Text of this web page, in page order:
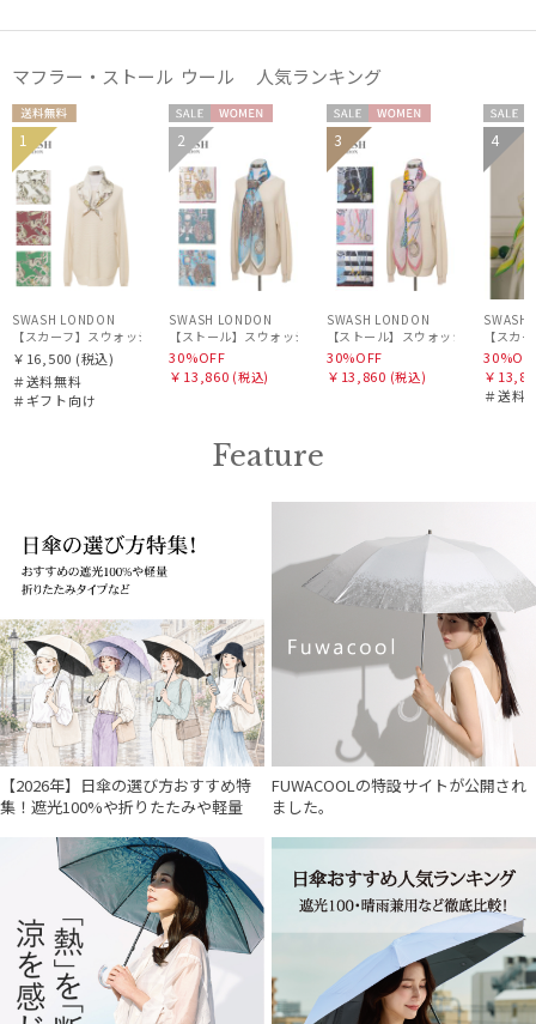
在庫表示
販売状況
入荷状況
マフラー・ストール ウール 人気ランキング
送料無
料
ギフト
向け
WOME
N
1
SWASH LONDON
【スカーフ】スウォッシュロンドン (SWASH LONDON) Canopy シルクスカーフ
￥16,500 (税込)
＃送料無料
＃ギフト向け
セー
ル
WOME
2
SWASH LONDON
【ストール】スウォッシュロンドン (SWASH LONDON)
30%OFF
￥13,860 (税込)
セー
ル
WOME
N
3
SWASH LONDON
【ストール】スウォッシュロンド
30%OFF
￥13,860 (税込)
セー
ル
N
4
SWASH
￥
＃送料
Feature
【2026年】日傘の選び方おすすめ特
集！遮光100%や折りたたみや軽量
FUWACOOLの特設サイトが公開され
ました。